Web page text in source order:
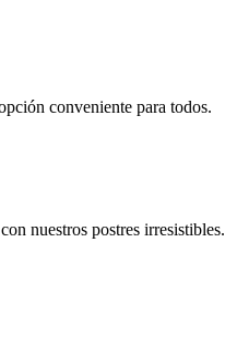
conveniente para todos.
nuestros postres irresistibles.